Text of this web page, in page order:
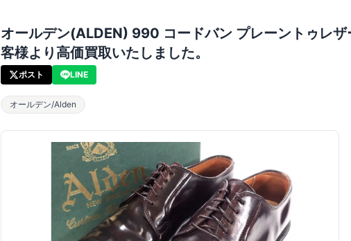
オールデン(ALDEN) 990 コードバン プレーントゥレ
客様より高価買取いたしました。
ポスト LINE
オールデン/Alden